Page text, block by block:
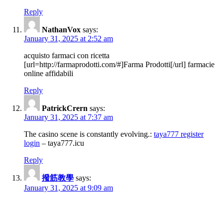
Reply
NathanVox says:
January 31, 2025 at 2:52 am
acquisto farmaci con ricetta
[url=http://farmaprodotti.com/#]Farma Prodotti[/url] farmacie
online affidabili
Reply
PatrickCrern says:
January 31, 2025 at 7:37 am
The casino scene is constantly evolving.: taya777 register
login – taya777.icu
Reply
撥筋教學 says:
January 31, 2025 at 9:09 am